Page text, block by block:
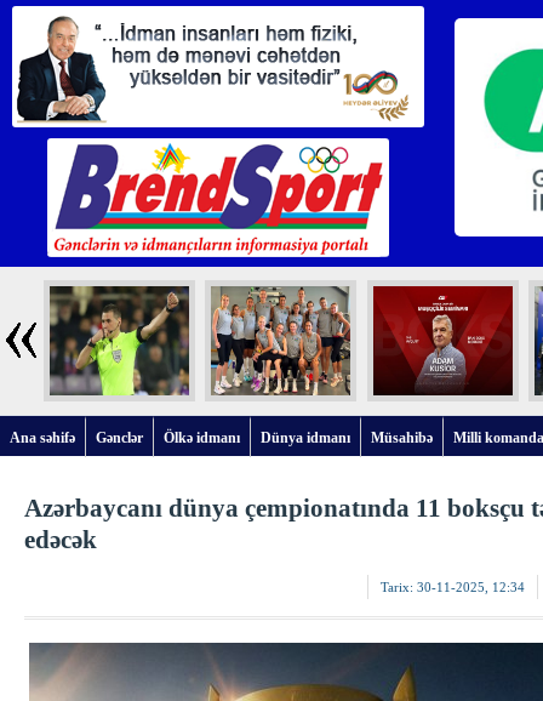
Ana səhifə Gənclər Ölkə idmanı Dünya idmanı Müsahibə Milli
Azərbaycanı dünya çempionatında 11 boksçu
edəcək
Tarix: 30-11-2025, 12:34